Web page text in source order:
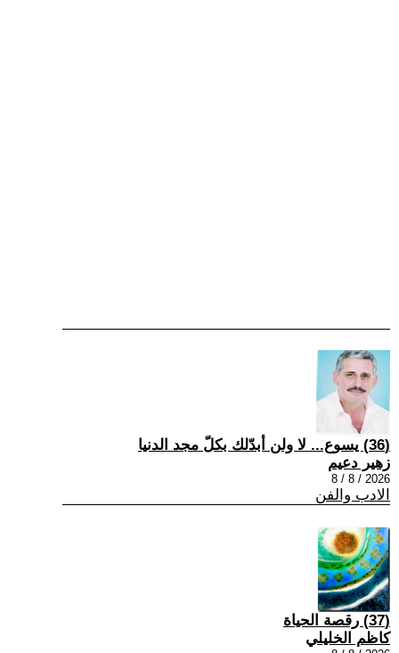
(36) يسوع... لا ولن أبدّلك بكلّ مجد الدنيا
زهير دعيم
2026 / 8 / 8
الادب والفن
(37) رقصة الحياة
كاظم الخليلي